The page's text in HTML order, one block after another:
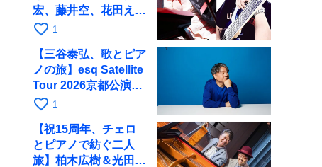
宏、藤井空、花田えみ
と京都RAGで共演
favorite_border 1
【三谷泰弘、歌とピア
ノの旅】esq Satellite
Tour 2026京都公演を
10月に開催
favorite_border 1
【祝15周年、チェロ
とピアノで紡ぐ二人
旅】柏木広樹＆光田健